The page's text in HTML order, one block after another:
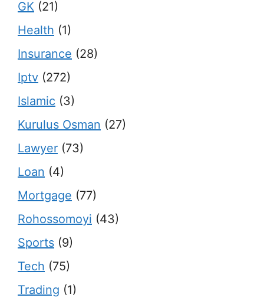
GK (21)
Health (1)
Insurance (28)
Iptv (272)
Islamic (3)
Kurulus Osman (27)
Lawyer (73)
Loan (4)
Mortgage (77)
Rohossomoyi (43)
Sports (9)
Tech (75)
Trading (1)